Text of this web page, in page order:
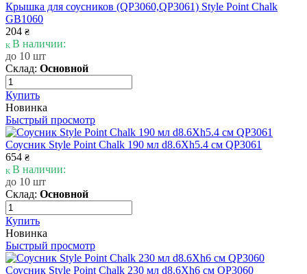
Крышка для соусников (QP3060,QP3061) Style Point Chalk
GB1060
204 ₴
В наличии:
до 10 шт
Склад: Основной
Купить
Новинка
Быстрый просмотр
Соусник Style Point Chalk 190 мл d8.6Xh5.4 см QP3061
654 ₴
В наличии:
до 10 шт
Склад: Основной
Купить
Новинка
Быстрый просмотр
Соусник Style Point Chalk 230 мл d8.6Xh6 см QP3060